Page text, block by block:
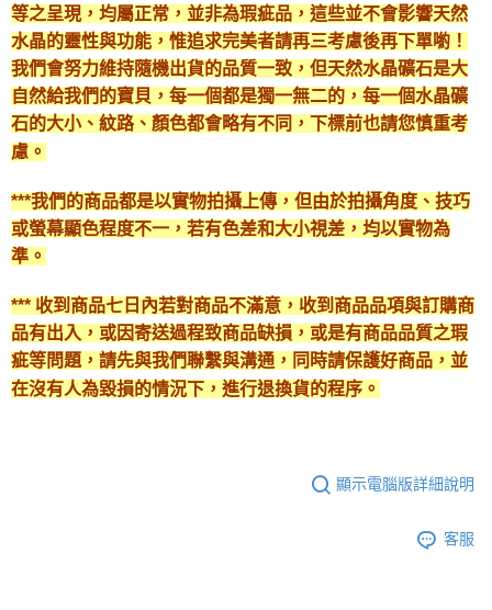
等之呈現，均屬正常，並非為瑕疵品，這些並不會影響天然
水晶的靈性與功能，惟追求完美者請再三考慮後再下單喲！
我們會努力維持隨機出貨的品質一致，但天然水晶礦石是大
自然給我們的寶貝，每一個都是獨一無二的，每一個水晶礦
石的大小、紋路、顏色都會略有不同，下標前也請您慎重考
慮。
***我們的商品都是以實物拍攝上傳，但由於拍攝角度、技巧
或螢幕顯色程度不一，若有色差和大小視差，均以實物為
準。
*** 收到商品七日內若對商品不滿意，收到商品品項與訂購商
品有出入，或因寄送過程致商品缺損，或是有商品品質之瑕
疵等問題，請先與我們聯繫與溝通，同時請保護好商品，並
在沒有人為毀損的情況下，進行退換貨的程序。
顯示電腦版詳細說明
客服